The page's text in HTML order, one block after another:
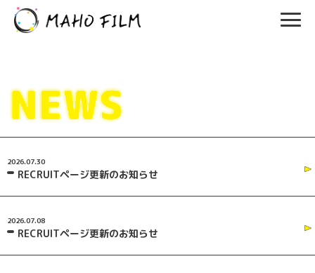
2026.07.30
RECRUITページ更新のお知らせ
2026.07.08
RECRUITページ更新のお知らせ